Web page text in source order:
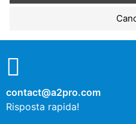
Autres
contact@a2pro.com
Risposta rapida!